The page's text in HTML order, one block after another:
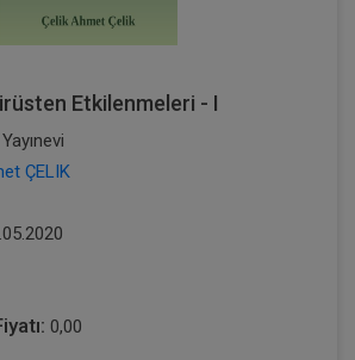
Etkilenmeleri - I
ÇELIK
0,00